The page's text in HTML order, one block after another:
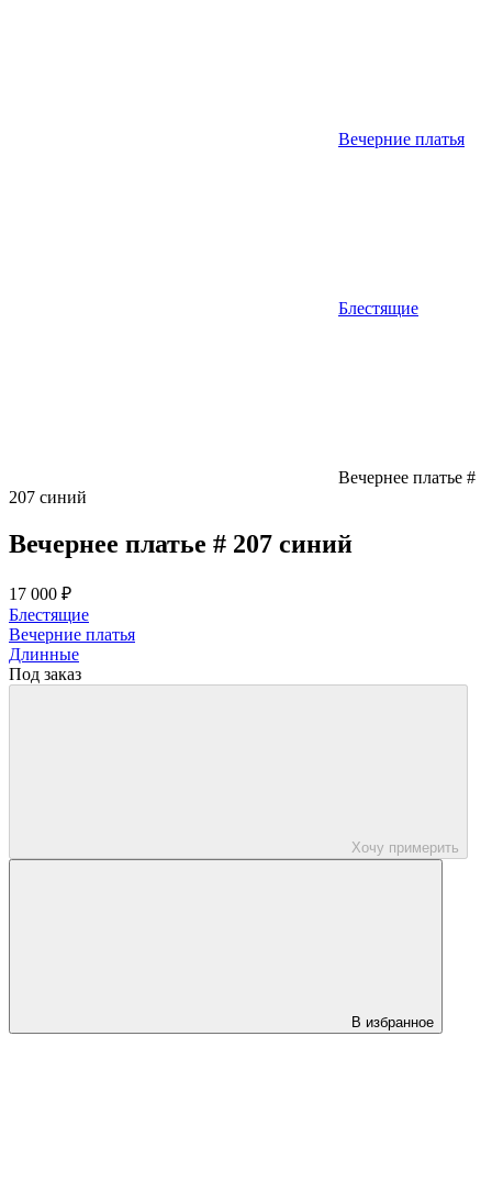
Вечерние платья
Блестящие
Вечернее платье #
207 синий
Вечернее платье # 207 синий
17 000 ₽
Блестящие
Вечерние платья
Длинные
Под заказ
Хочу примерить
В избранное